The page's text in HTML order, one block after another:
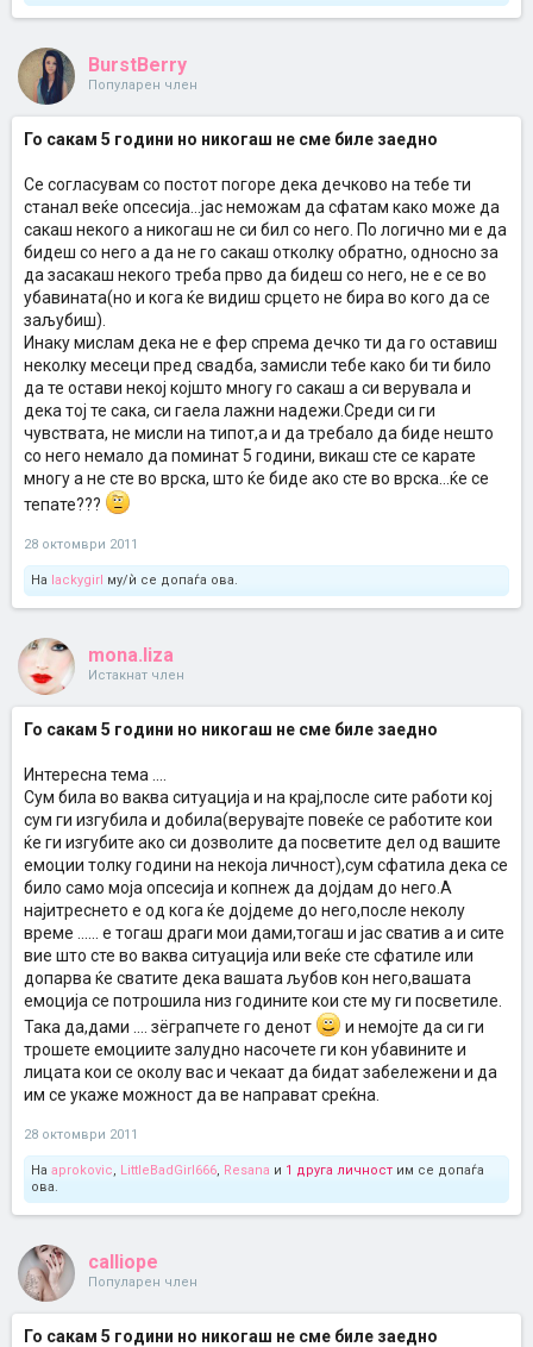
BurstBerry
Популарен член
Го сакам 5 години но никогаш не сме биле заедно
Се согласувам со постот погоре дека дечково на тебе ти
станал веќе опсесија...јас неможам да сфатам како може да
сакаш некого а никогаш не си бил со него. По логично ми е да
бидеш со него а да не го сакаш отколку обратно, односно за
да засакаш некого треба прво да бидеш со него, не е се во
убавината(но и кога ќе видиш срцето не бира во кого да се
заљубиш).
Инаку мислам дека не е фер спрема дечко ти да го оставиш
неколку месеци пред свадба, замисли тебе како би ти било
да те остави некој којшто многу го сакаш а си верувала и
дека тој те сака, си гаела лажни надежи.Среди си ги
чувствата, не мисли на типот,а и да требало да биде нешто
со него немало да поминат 5 години, викаш сте се карате
многу а не сте во врска, што ќе биде ако сте во врска...ќе се
тепате???
28 октомври 2011
На lackygirl му/ѝ се допаѓа ова.
mona.liza
Истакнат член
Го сакам 5 години но никогаш не сме биле заедно
Интересна тема ....
Сум била во ваква ситуација и на крај,после сите работи кој
сум ги изгубила и добила(верувајте повеќе се работите кои
ќе ги изгубите ако си дозволите да посветите дел од вашите
емоции толку години на некоја личност),сум сфатила дека се
било само моја опсесија и копнеж да дојдам до него.А
најитреснето е од кога ќе дојдеме до него,после неколу
време ...... е тогаш драги мои дами,тогаш и јас сватив а и сите
вие што сте во ваква ситуација или веќе сте сфатиле или
допарва ќе сватите дека вашата љубов кон него,вашата
емоција се потрошила низ годините кои сте му ги посветиле.
Така да,дами .... зёграпчете го денот
и немојте да си ги
трошете емоциите залудно насочете ги кон убавините и
лицата кои се околу вас и чекаат да бидат забележени и да
им се укаже можност да ве направат среќна.
28 октомври 2011
На aprokovic, LittleBadGirl666, Resana и 1 друга личност им се допаѓа
ова.
calliope
Популарен член
Го сакам 5 години но никогаш не сме биле заедно